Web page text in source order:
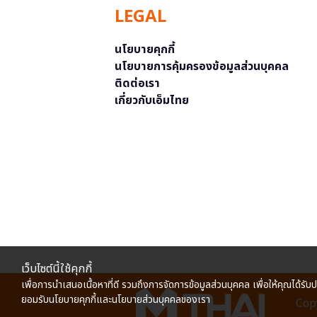
LEGAL
นโยบายคุกกี้
นโยบายการคุ้มครองข้อมูลส่วนบุคคล
ติดต่อเรา
เกี่ยวกับเอ็มไทย
เว็บไซต์นี้ใช้คุกกี้
เพื่อการนำเสนอเนื้อหาที่ดี รวมถึงการจัดการข้อมูลส่วนบุคคล เพื่อให้คุณได้รั
ยอมรับนโยบายคุกกี้และนโยบายส่วนบุคคลของเรา